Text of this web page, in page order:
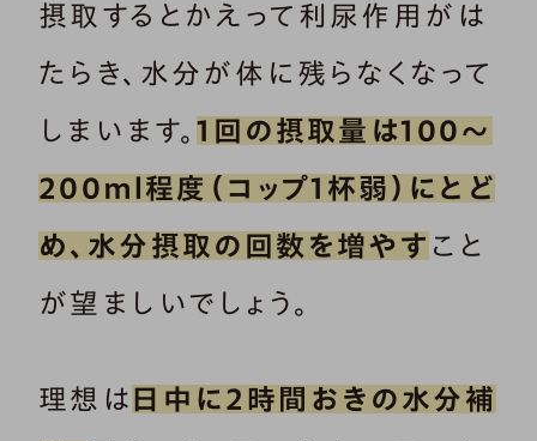
摂取するとかえって利尿作用がは
たらき、水分が体に残らなくなって
しまいます。1回の摂取量は100～
200ｍl程度（コップ1杯弱）にとど
め、水分摂取の回数を増やす こと
が望ましいでしょう。
理想は 日中に2時間おきの水分補